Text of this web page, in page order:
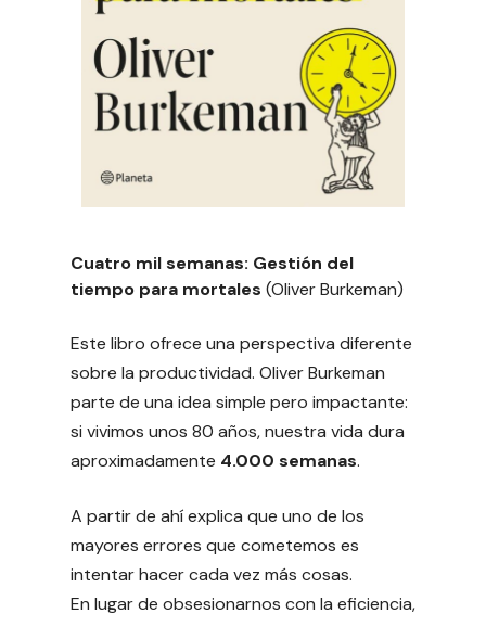
Cuatro mil semanas: Gestión del
tiempo para mortales (Oliver Burkeman)
Este libro ofrece una perspectiva diferente
sobre la productividad. Oliver Burkeman
parte de una idea simple pero impactante:
si vivimos unos 80 años, nuestra vida dura
aproximadamente 4.000 semanas.
A partir de ahí explica que uno de los
mayores errores que cometemos es
intentar hacer cada vez más cosas.
En lugar de obsesionarnos con la eficiencia,